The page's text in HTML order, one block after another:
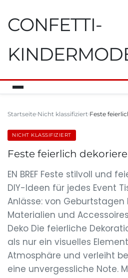
CONFETTI-
Startseite Nicht klassifiziert Feste
NICHT KLASSIFIZIERT
Feste feierlich
EN BREF Feste stilvoll und
DIY-Ideen für jedes Event
Anlässe: von Geburtstagen
Materialien und
Deko Die feierliche
als nur ein visuelles
Atmosphäre und verleiht
eine unvergessliche Note.